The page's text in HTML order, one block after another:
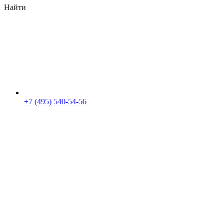
Найти
+7 (495) 540-54-56